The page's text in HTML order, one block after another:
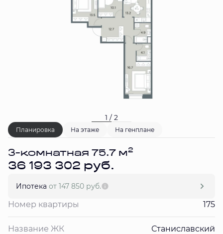
1 / 2
Планировка На этаже На генплане
3-комнатная 75.7 м2
36 193 302 руб.
Ипотека от 147 850 руб.
Номер квартиры 175
Название ЖК Станиславский